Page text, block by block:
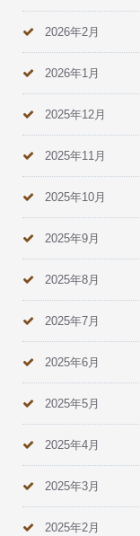
2026年2月
2026年1月
2025年12月
2025年11月
2025年10月
2025年9月
2025年8月
2025年7月
2025年6月
2025年5月
2025年4月
2025年3月
2025年2月